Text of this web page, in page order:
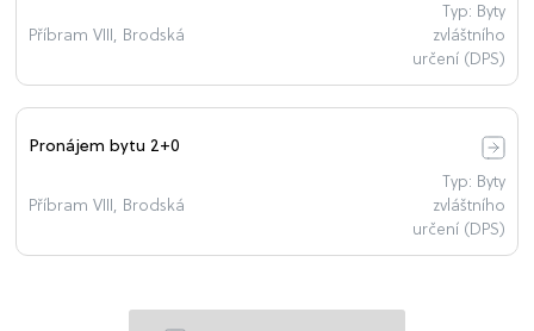
Příbram VIII, Brodská
Typ: Byty
zvláštního
určení (DPS)
Pronájem bytu 2+0
Příbram VIII, Brodská
Typ: Byty
zvláštního
určení (DPS)